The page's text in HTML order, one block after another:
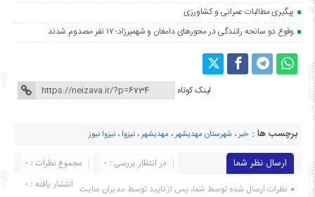
پیگیری مطالبات عمرانی و کشاورزی
وقوع دو سانحه رانندگی در محورهای دامغان و شهمیرزاد؛ ۱۷ نفر مصدوم شدند
لینک کوتاه
برچسب ها : خبر، شهرستان مهدیشهر، مهدیشهر، نیزوا ، نیزوا نيوز
ارسال نظر شما مجموع نظرات : 0
در انتظار بررسی : 0
انتشار یافته : ۰ نظرات ارسال شده توسط شما، پس از تایید توسط مدیران سایت